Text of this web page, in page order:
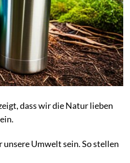
dass wir die Natur lieben
Umwelt sein. So stellen